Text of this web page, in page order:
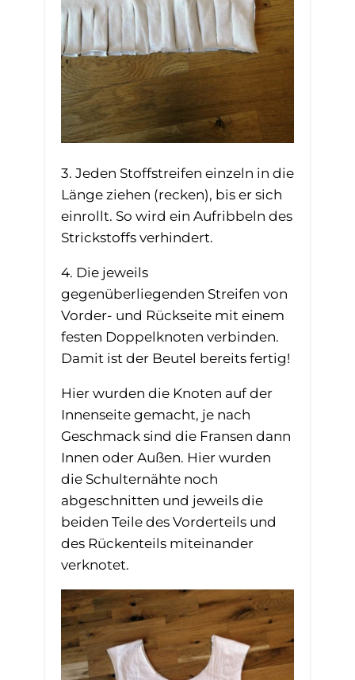
3. Jeden Stoffstreifen einzeln in die
Länge ziehen (recken), bis er sich
einrollt. So wird ein Aufribbeln des
Strickstoffs verhindert.
4. Die jeweils
gegenüberliegenden Streifen von
Vorder- und Rückseite mit einem
festen Doppelknoten verbinden.
Damit ist der Beutel bereits fertig!
Hier wurden die Knoten auf der
Innenseite gemacht, je nach
Geschmack sind die Fransen dann
Innen oder Außen. Hier wurden
die Schulternähte noch
abgeschnitten und jeweils die
beiden Teile des Vorderteils und
des Rückenteils miteinander
verknotet.